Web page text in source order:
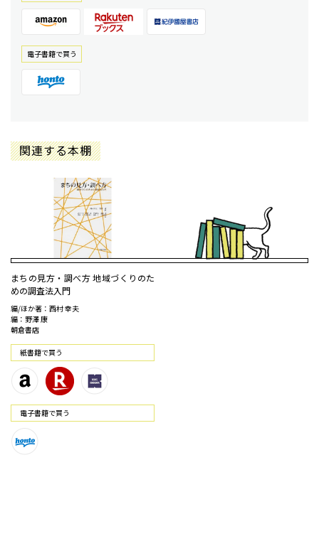
電⼦書籍で買う
関連する本棚
まちの見方・調べ方 地域づくりのた
めの調査法入門
編/ほか著：西村 幸夫
編：野澤 康
朝倉書店
紙書籍で買う
電⼦書籍で買う